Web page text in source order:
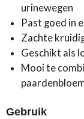
urinewegen
Past goed in
Zachte
Geschikt als
Mooi te
Gebruik